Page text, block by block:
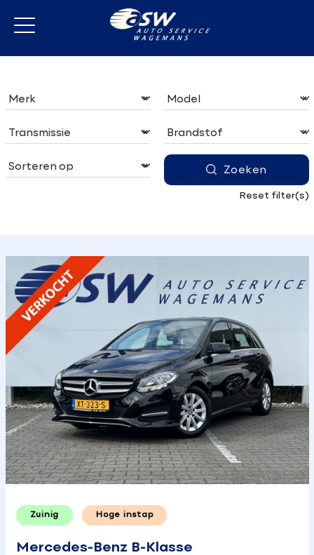
Zoeken
Reset filter(s)
Zuinig Hoge instap
Mercedes-Benz B-Klasse